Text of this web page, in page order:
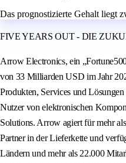
Das prognostizierte Gehalt liegt
FIVE YEARS OUT - DIE
Arrow Electronics, ein
von 33 Milliarden USD im Jahr
Produkten, Services und
Nutzer von elektronischen
Solutions. Arrow agiert für mehr
Partner in der Lieferkette und
Ländern und mehr als 22.000